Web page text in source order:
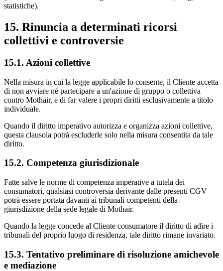
statistiche).
15. Rinuncia a determinati ricorsi
collettivi e controversie
15.1. Azioni collettive
Nella misura in cui la legge applicabile lo consente, il Cliente accetta
di non avviare né partecipare a un'azione di gruppo o collettiva
contro Mothair, e di far valere i propri diritti esclusivamente a titolo
individuale.
Quando il diritto imperativo autorizza e organizza azioni collettive,
questa clausola potrà escluderle solo nella misura consentita da tale
diritto.
15.2. Competenza giurisdizionale
Fatte salve le norme di competenza imperative a tutela dei
consumatori, qualsiasi controversia derivante dalle presenti CGV
potrà essere portata davanti ai tribunali competenti della
giurisdizione della sede legale di Mothair.
Quando la legge concede al Cliente consumatore il diritto di adire i
tribunali del proprio luogo di residenza, tale diritto rimane invariato.
15.3. Tentativo preliminare di risoluzione amichevole
e mediazione